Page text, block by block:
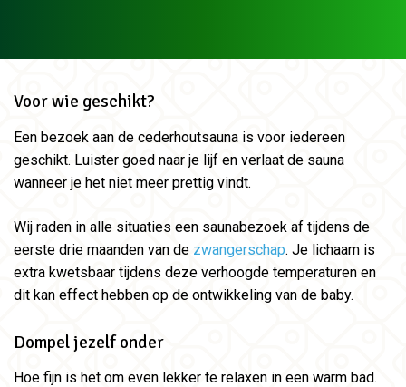
Voor wie geschikt?
Een bezoek aan de cederhoutsauna is voor iedereen
geschikt. Luister goed naar je lijf en verlaat de sauna
wanneer je het niet meer prettig vindt.
Wij raden in alle situaties een saunabezoek af tijdens de
eerste drie maanden van de zwangerschap. Je lichaam is
extra kwetsbaar tijdens deze verhoogde temperaturen en
dit kan effect hebben op de ontwikkeling van de baby.
Dompel jezelf onder
Hoe fijn is het om even lekker te relaxen in een warm bad.